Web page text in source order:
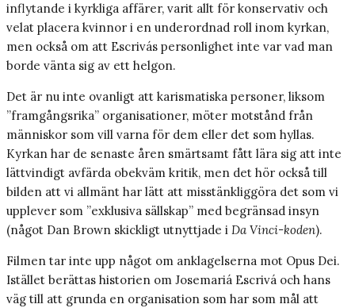
inflytande i kyrkliga affärer, varit allt för konservativ och
velat placera kvinnor i en underordnad roll inom kyrkan,
men också om att Escrivás personlighet inte var vad man
borde vänta sig av ett helgon.
Det är nu inte ovanligt att karismatiska personer, liksom
”framgångsrika” organisationer, möter motstånd från
människor som vill varna för dem eller det som hyllas.
Kyrkan har de senaste åren smärtsamt fått lära sig att inte
lättvindigt avfärda obekväm kritik, men det hör också till
bilden att vi allmänt har lätt att misstänkliggöra det som vi
upplever som ”exklusiva sällskap” med begränsad insyn
(något Dan Brown skickligt utnyttjade i Da Vinci-koden).
Filmen tar inte upp något om anklagelserna mot Opus Dei.
Istället berättas historien om Josemariá Escrivá och hans
väg till att grunda en organisation som har som mål att